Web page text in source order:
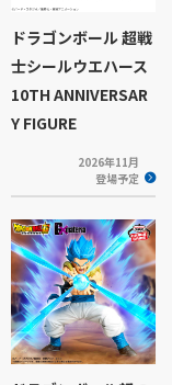
ドラゴンボール 超戦
士シールウエハース
10TH ANNIVERSAR
Y FIGURE
2026年11月
登場予定